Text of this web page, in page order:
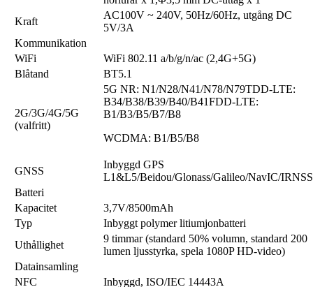
Kraft
AC100V ~ 240V, 50Hz/60Hz, utgång DC
5V/3A
Kommunikation
WiFi
WiFi 802.11 a/b/g/n/ac (2,4G+5G)
Blåtand
BT5.1
2G/3G/4G/5G
(valfritt)
5G NR: N1/N28/N41/N78/N79TDD-LTE:
B34/B38/B39/B40/B41FDD-LTE:
B1/B3/B5/B7/B8
WCDMA: B1/B5/B8
GNSS
Inbyggd GPS
L1&L5/Beidou/Glonass/Galileo/NavIC/IRNSS
Batteri
Kapacitet
3,7V/8500mAh
Typ
Inbyggt polymer litiumjonbatteri
Uthållighet
9 timmar (standard 50% volumn, standard 200
lumen ljusstyrka, spela 1080P HD-video)
Datainsamling
NFC
Inbyggd, ISO/IEC 14443A